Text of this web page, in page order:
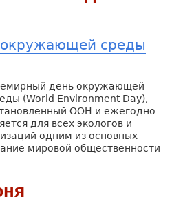
среды
день окружающей
(World Environment Day),
ООН и ежегодно
для всех экологов и
одним из основных
мировой общественности